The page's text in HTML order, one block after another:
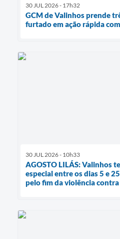
30 JUL 2026 - 17h32
GCM de Valinhos prende
furtado em ação rápida
30 JUL 2026 - 10h33
AGOSTO LILÁS: Valinhos
especial entre os dias 5 e
pelo fim da violência